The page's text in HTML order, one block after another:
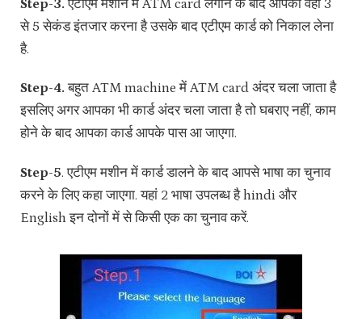
Step-3.एटीएम मशीन में ATM card लगाने के बाद आपको वहां 3
से 5 सेकंड इंतजार करना है उसके बाद एटीएम कार्ड को निकाल लेना
है.
Step-4.बहुत ATM machine में ATM card अंदर चला जाता है
इसलिए अगर आपका भी कार्ड अंदर चला जाता है तो घबराए नहीं, काम
होने के बाद आपका कार्ड आपके पास आ जाएगा.
Step-5. एटीएम मशीन में कार्ड डालने के बाद आपसे भाषा का चुनाव
करने के लिए कहा जाएगा. यहां 2 भाषा उपलब्ध है hindi और
English इन दोनों में से किसी एक का चुनाव करें.